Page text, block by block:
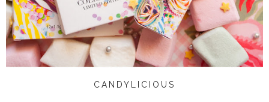
CANDYLICIOUS